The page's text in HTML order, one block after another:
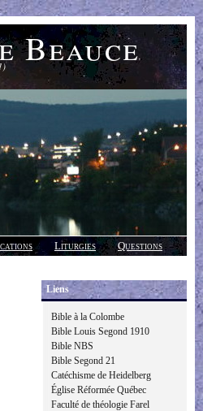
Beauce
Liturgies
Questions
Liens
Bible à la Colombe
Bible Louis Segond 1910
Bible NBS
Bible Segond 21
Catéchisme de Heidelberg
Église Réformée Québec
Faculté de théologie Farel